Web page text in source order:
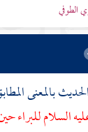
الطوفي
بالمعنى
السلامللبراء